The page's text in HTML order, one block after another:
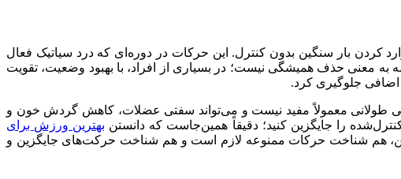
کردن بار سنگین بدون کنترل. این حرکات در دوره‌ای که درد سیاتیک فعال
به معنی حذف همیشگی نیست؛ در بسیاری از افراد، با بهبود وضعیت، تقویت
اضافی جلوگیری کرد.
طولانی معمولاً مفید نیست و می‌تواند سفتی عضلات، کاهش گردش خون و
را جایگزین کنید؛ دقیقاً همین‌جاست که دانستن بهترین ورزش برای
هم شناخت حرکات ممنوعه لازم است و هم شناخت حرکت‌های جایگزین و